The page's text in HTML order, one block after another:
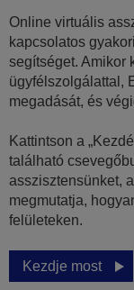
Online virtuális
kapcsolatos
segítséget. Amikor
ügyfélszolgálattal,
megadását, és
Kattintson a
található
asszisztensünket,
megmutatja,
felületeken.
Kezdje most